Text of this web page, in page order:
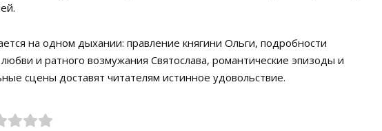
на одном дыхании: правление княгини Ольги, подробности
и ратного возмужания Святослава, романтические эпизоды и
сцены доставят читателям истинное удовольствие.